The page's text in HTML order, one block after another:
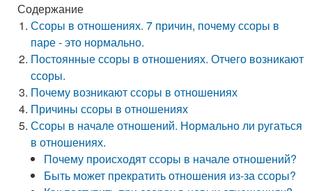
Содержание
Ссоры в отношениях. 7 причин, почему ссоры в
паре - это нормально.
Постоянные ссоры в отношениях. Отчего возникают
ссоры.
Почему возникают ссоры в отношениях
Причины ссоры в отношениях
Ссоры в начале отношений. Нормально ли ругаться
в отношениях.
Почему происходят ссоры в начале отношений?
Быть может прекратить отношения из-за ссоры?